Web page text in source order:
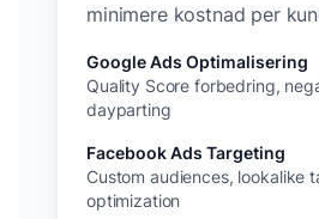
minimere kostnad per
Google Ads Optimalisering
Quality Score forbedring,
dayparting
Facebook Ads Targeting
Custom audiences, lookalike
optimization